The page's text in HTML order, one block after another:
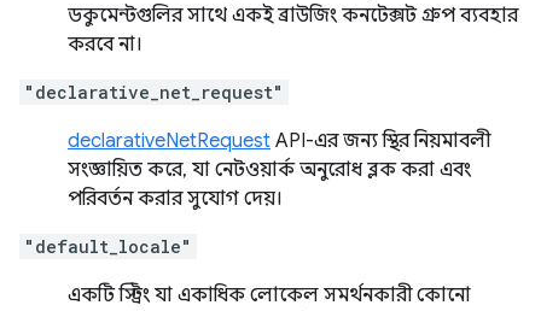
ডকুমেন্টগুলির সাথে একই ব্রাউজিং কনটেক্সট গ্রুপ ব্যবহার
করবে না।
"declarative_net_request"
declarativeNetRequest API-এর জন্য স্থির নিয়মাবলী
সংজ্ঞায়িত করে, যা নেটওয়ার্ক অনুরোধ ব্লক করা এবং
পরিবর্তন করার সুযোগ দেয়।
"default_locale"
একটি স্ট্রিং যা একাধিক লোকেল সমর্থনকারী কোনো